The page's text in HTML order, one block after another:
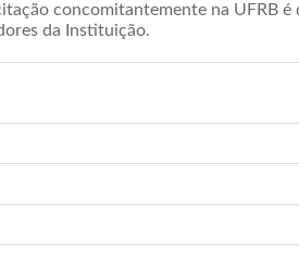
concomitantemente na UFRB
da Instituição.